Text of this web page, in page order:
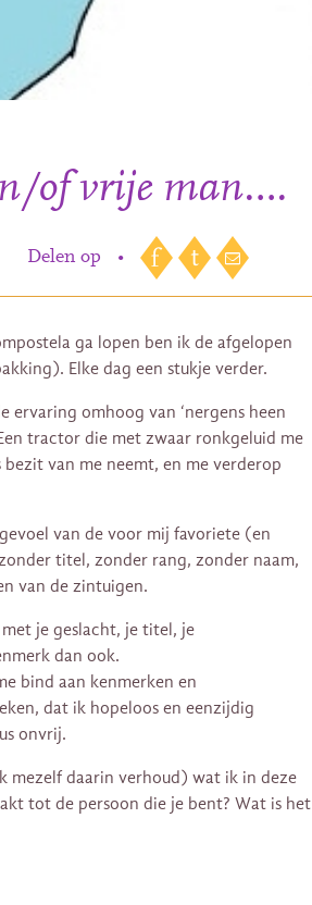
of vrije man….
Delen op •
ga lopen ben ik de afgelopen
Elke dag een stukje verder.
omhoog van ‘nergens heen
tractor die met zwaar ronkgeluid me
van me neemt, en me verderop
van de voor mij favoriete (en
titel, zonder rang, zonder naam,
van de zintuigen.
je geslacht, je titel, je
dan ook.
bind aan kenmerken en
dat ik hopeloos en eenzijdig
onvrij.
mezelf daarin verhoud) wat ik in deze
tot de persoon die je bent? Wat is het